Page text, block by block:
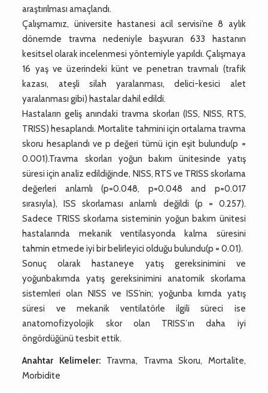
araştırılması amaçlandı.
Çalışmamız, üniversite hastanesi acil servisi’ne 8 aylık
dönemde travma nedeniyle başvuran 633 hastanın
kesitsel olarak incelenmesi yöntemiyle yapıldı. Çalışmaya
16 yaş ve üzerindeki künt ve penetran travmalı (trafik
kazası, ateşli silah yaralanması, delici-kesici alet
yaralanması gibi) hastalar dahil edildi.
Hastaların geliş anındaki travma skorları (ISS, NISS, RTS,
TRISS) hesaplandı. Mortalite tahmini için ortalama travma
skoru hesaplandı ve p değeri tümü için eşit bulundu(p =
0.001).Travma skorları yoğun bakım ünitesinde yatış
süresi için analiz edildiğinde, NISS, RTS ve TRISS skorlama
değerleri anlamlı (p=0.048, p=0.048 and p=0.017
sırasıyla), ISS skorlaması anlamlı değildi (p = 0.257).
Sadece TRISS skorlama sisteminin yoğun bakım ünitesi
hastalarında mekanik ventilasyonda kalma süresini
tahmin etmede iyi bir belirleyici olduğu bulundu(p = 0.01).
Sonuç olarak hastaneye yatış gereksinimini ve
yoğunbakımda yatış gereksinimini anatomik skorlama
sistemleri olan NISS ve ISS’nin; yoğunba kımda yatış
süresi ve mekanik ventilatörle ilgili süreci ise
anatomofizyolojik skor olan TRISS’ın daha iyi
öngördüğünü tesbit ettik.
Anahtar Kelimeler: Travma, Travma Skoru, Mortalite,
Morbidite